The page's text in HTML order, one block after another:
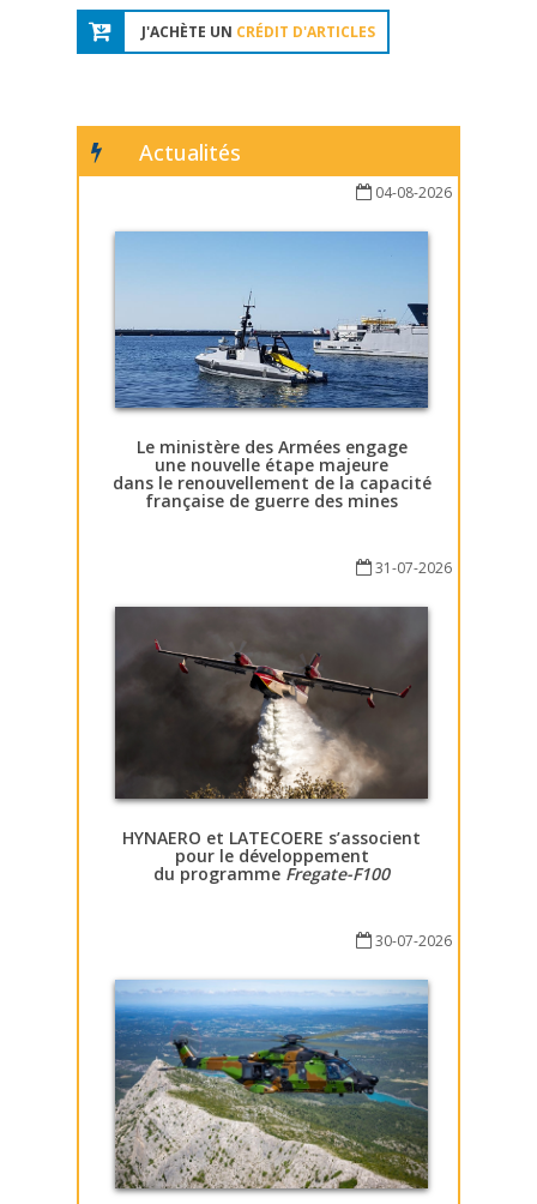
J'ACHÈTE UN CRÉDIT D'ARTICLES
Actualités
04-08-2026
Le ministère des Armées engage
une nouvelle étape majeure
dans le renouvellement de la capacité
française de guerre des mines
31-07-2026
HYNAERO et LATECOERE s’associent
pour le développement
du programme Fregate-F100
30-07-2026